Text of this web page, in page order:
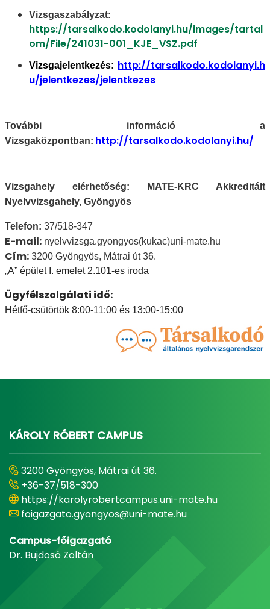
Vizsgaszabályzat:
https://tarsalkodo.kodolanyi.hu/images/tartal
om/File/241031-001_KJE_VSZ.pdf
Vizsgajelentkezés: http://tarsalkodo.kodolanyi.h
u/jelentkezes/jelentkezes
További információ a
Vizsgaközpontban: http://tarsalkodo.kodolanyi.hu/
Vizsgahely elérhetőség: MATE-KRC Akkreditált
Nyelvvizsgahely, Gyöngyös
Telefon: 37/518-347
E-mail: nyelvvizsga.gyongyos(kukac)uni-mate.hu
Cím: 3200 Gyöngyös, Mátrai út 36.
„A” épület I. emelet 2.101-es iroda
Ügyfélszolgálati idő:
Hétfő-csütörtök 8:00-11:00 és 13:00-15:00
KÁROLY RÓBERT CAMPUS
3200 Gyöngyös, Mátrai út 36.
+36-37/518-300
https://karolyrobertcampus.uni-mate.hu
foigazgato.gyongyos@uni-mate.hu
Campus-főigazgató
Dr. Bujdosó Zoltán